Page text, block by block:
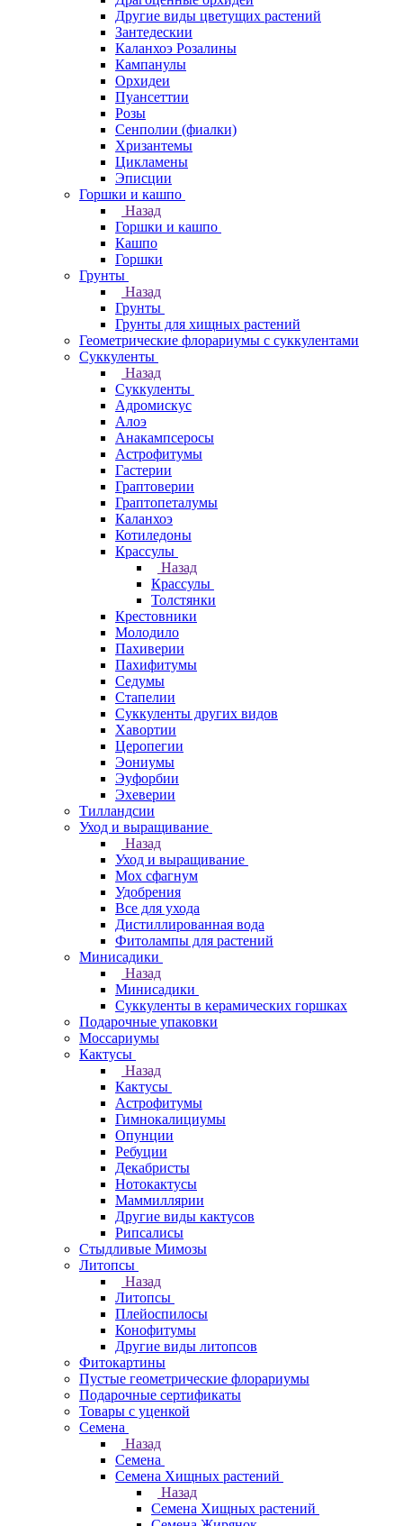
Другие виды цветущих растений
Зантедескии
Каланхоэ Розалины
Кампанулы
Орхидеи
Пуансеттии
Розы
Сенполии (фиалки)
Хризантемы
Цикламены
Эписции
Горшки и кашпо
Назад
Горшки и кашпо
Кашпо
Горшки
Грунты
Назад
Грунты
Грунты для хищных растений
Геометрические флорариумы с суккулентами
Суккуленты
Назад
Суккуленты
Адромискус
Алоэ
Анакампсеросы
Астрофитумы
Гастерии
Граптоверии
Граптопеталумы
Каланхоэ
Котиледоны
Крассулы
Назад
Крассулы
Толстянки
Крестовники
Молодило
Пахиверии
Пахифитумы
Седумы
Стапелии
Суккуленты других видов
Хавортии
Церопегии
Эониумы
Эуфорбии
Эхеверии
Тилландсии
Уход и выращивание
Назад
Уход и выращивание
Мох сфагнум
Удобрения
Все для ухода
Дистиллированная вода
Фитолампы для растений
Минисадики
Назад
Минисадики
Суккуленты в керамических горшках
Подарочные упаковки
Моссариумы
Кактусы
Назад
Кактусы
Астрофитумы
Гимнокалициумы
Опунции
Ребуции
Декабристы
Нотокактусы
Маммиллярии
Другие виды кактусов
Рипсалисы
Стыдливые Мимозы
Литопсы
Назад
Литопсы
Плейоспилосы
Конофитумы
Другие виды литопсов
Фитокартины
Пустые геометрические флорариумы
Подарочные сертификаты
Товары с уценкой
Семена
Назад
Семена
Семена Хищных растений
Назад
Семена Хищных растений